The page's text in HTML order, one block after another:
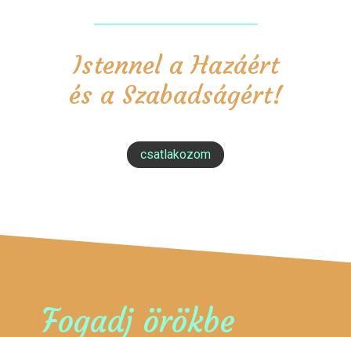
Istennel a Hazáért
és a Szabadságért!
csatlakozom
Fogadj örökbe